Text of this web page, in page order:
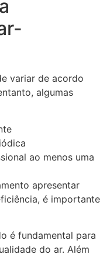
variar de acordo
algumas
ao menos uma
apresentar
é importante
é fundamental para
do ar. Além